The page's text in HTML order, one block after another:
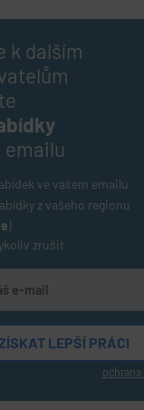
k dalším
emailu
ve vašem emailu
z vašeho regionu
)
zrušit